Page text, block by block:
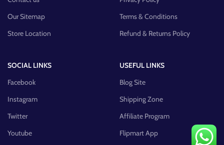
Our Sitemap
Store Location
Terms & Conditions
Refund & Returns Policy
SOCIAL LINKS
Facebook
Instagram
Twitter
Youtube
USEFUL LINKS
Blog Site
Shipping Zone
Affiliate Program
Flipmart App